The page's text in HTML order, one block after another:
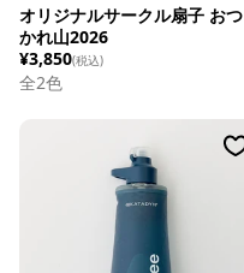
オリジナルサークル扇子 おつ
かれ山2026
¥3,850(税込)
全2色